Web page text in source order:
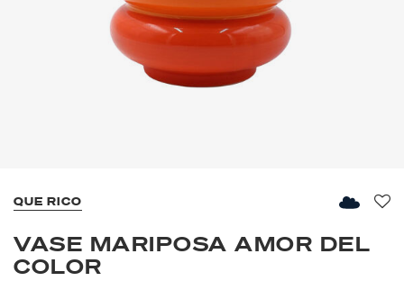
QUE RICO
VASE MARIPOSA AMOR DEL
COLOR